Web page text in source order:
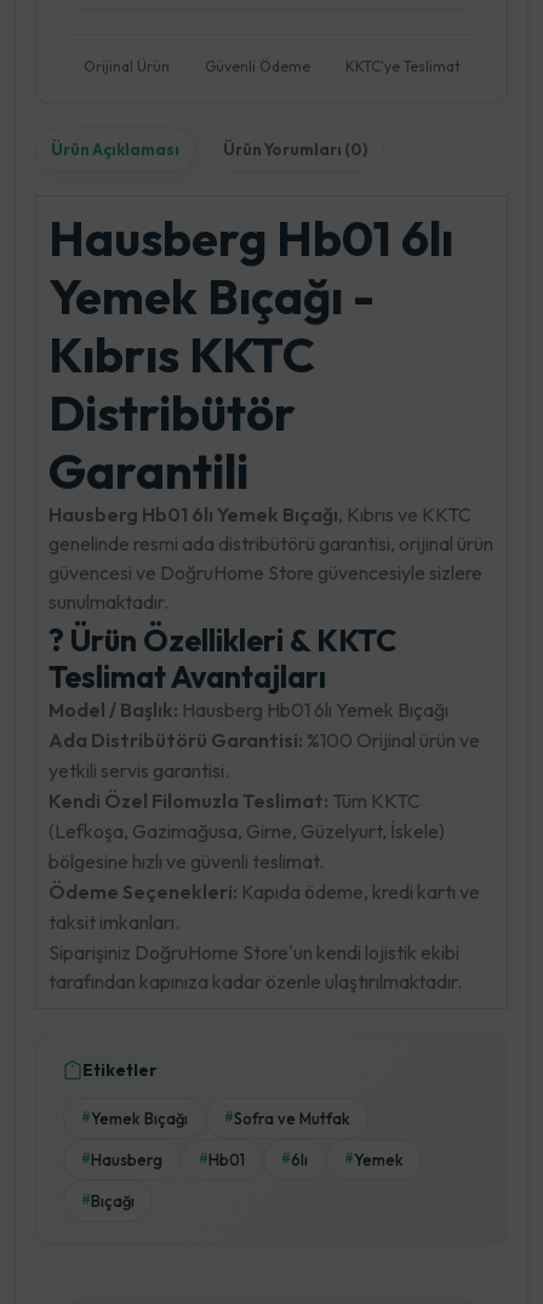
Orijinal Ürün Güvenli Ödeme KKTC'ye Teslimat
Ürün Açıklaması Ürün Yorumları (0)
Hausberg Hb01 6lı
Yemek Bıçağı -
Kıbrıs KKTC
Distribütör
Garantili
Hausberg Hb01 6lı Yemek Bıçağı, Kıbrıs ve KKTC
genelinde resmi ada distribütörü garantisi, orijinal ürün
güvencesi ve DoğruHome Store güvencesiyle sizlere
sunulmaktadır.
? Ürün Özellikleri & KKTC
Teslimat Avantajları
Model / Başlık: Hausberg Hb01 6lı Yemek Bıçağı
Ada Distribütörü Garantisi: %100 Orijinal ürün ve
yetkili servis garantisi.
Kendi Özel Filomuzla Teslimat: Tüm KKTC
(Lefkoşa, Gazimağusa, Girne, Güzelyurt, İskele)
bölgesine hızlı ve güvenli teslimat.
Ödeme Seçenekleri: Kapıda ödeme, kredi kartı ve
taksit imkanları.
Siparişiniz DoğruHome Store'un kendi lojistik ekibi
tarafından kapınıza kadar özenle ulaştırılmaktadır.
Etiketler
#Yemek Bıçağı #Sofra ve Mutfak
#Hausberg #Hb01 #6lı #Yemek
#Bıçağı